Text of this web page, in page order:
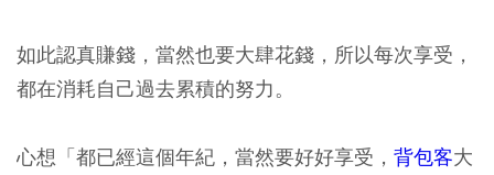
如此認真賺錢，當然也要大肆花錢，所以每次享受，
都在消耗自己過去累積的努力。
心想「都已經這個年紀，當然要好好享受， 背包客大